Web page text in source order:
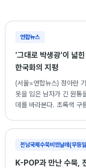
연합뉴스
'그대로 박생광'이 넓힌
한국화의 지평
(서울=연합뉴스) 정아란
옷을 입은 남자가 긴 원통
데를 바라본다. 초록색 구
전남국제수묵비엔날레(무등
K-POP과 만난 수묵,